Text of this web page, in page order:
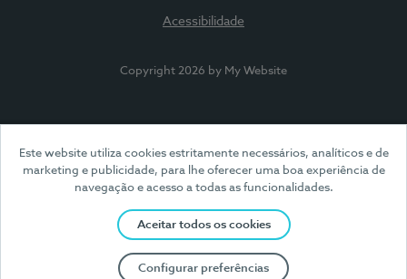
Este website utiliza cookies estritamente necessários, analíticos e de
marketing e publicidade, para lhe oferecer uma boa experiência de
navegação e acesso a todas as funcionalidades.
Aceitar todos os cookies
Configurar preferências
Acessibilidade
Copyright 2026 by My Website